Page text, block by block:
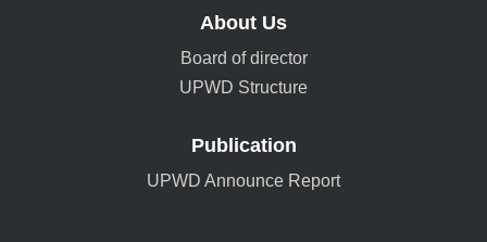
About Us
Board of director
UPWD Structure
Publication
UPWD Announce Report